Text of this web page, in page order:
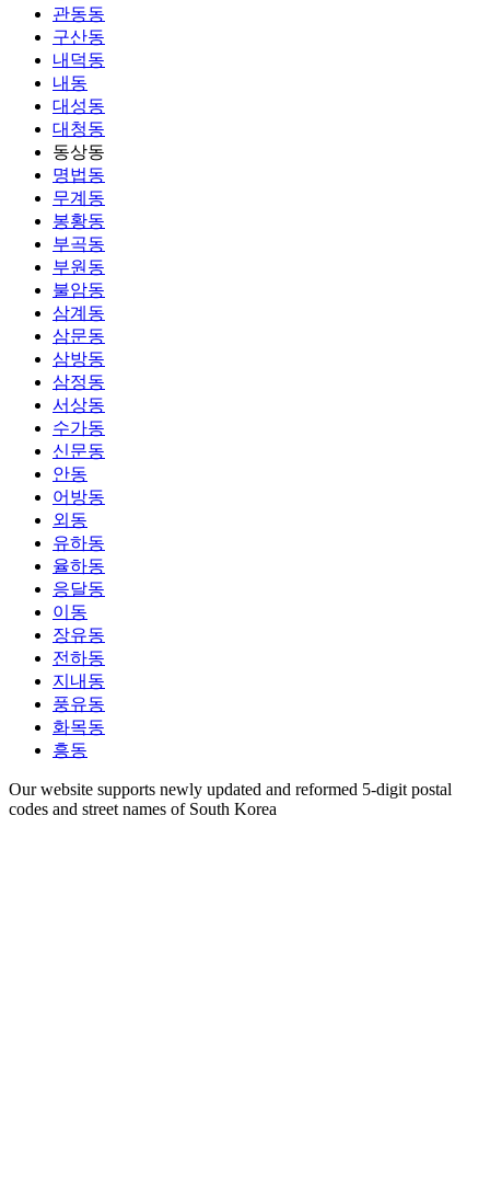
관동동
구산동
내덕동
내동
대성동
대청동
동상동
명법동
무계동
봉황동
부곡동
부원동
불암동
삼계동
삼문동
삼방동
삼정동
서상동
수가동
신문동
안동
어방동
외동
유하동
율하동
응달동
이동
장유동
전하동
지내동
풍유동
화목동
흥동
Our website supports newly updated and reformed 5-digit postal
codes and street names of South Korea